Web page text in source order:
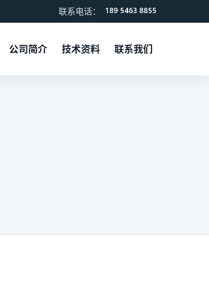
联系电话：
公司简介 技术资料 联系我们